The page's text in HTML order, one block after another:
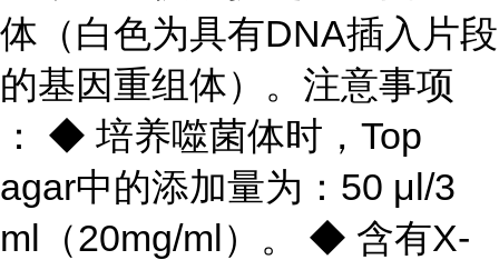
体（白色为具有DNA插入片段
的基因重组体）。注意事项
： ◆ 培养噬菌体时，Top
agar中的添加量为：50 μl/3
ml（20mg/ml）。 ◆ 含有X-